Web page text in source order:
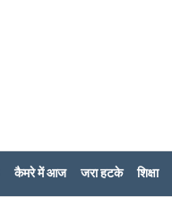
कैमरे में आज जरा हटके शिक्षा